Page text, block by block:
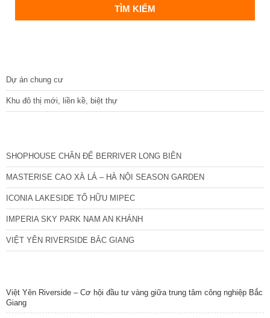
Dự án chung cư
Khu đô thị mới, liền kề, biệt thự
SHOPHOUSE CHÂN ĐẾ BERRIVER LONG BIÊN
MASTERISE CAO XÀ LÁ – HÀ NỘI SEASON GARDEN
ICONIA LAKESIDE TỐ HỮU MIPEC
IMPERIA SKY PARK NAM AN KHÁNH
VIỆT YÊN RIVERSIDE BẮC GIANG
Việt Yên Riverside – Cơ hội đầu tư vàng giữa trung tâm công nghiệp Bắc
Giang